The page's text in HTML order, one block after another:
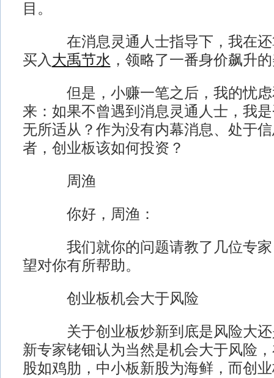
目。
在消息灵通人士指导下，我在还
买入 大禹节水 ，领略了一番身价飙升
但是，小赚一笔之后，我的忧虑
来：如果不曾遇到消息灵通人士，我
无所适从？作为没有内幕消息、处于
者，创业板该如何投资？
周渔
你好，周渔：
我们就你的问题请教了几位专家
望对你有所帮助。
创业板机会大于风险
关于创业板炒新到底是风险大还
新专家铑钿认为当然是机会大于风险
股如鸡肋，中小板新股为海鲜，而创